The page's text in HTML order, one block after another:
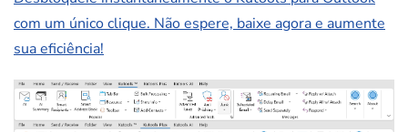
com um único clique. Não espere, baixe agora e aumente
sua eficiência!